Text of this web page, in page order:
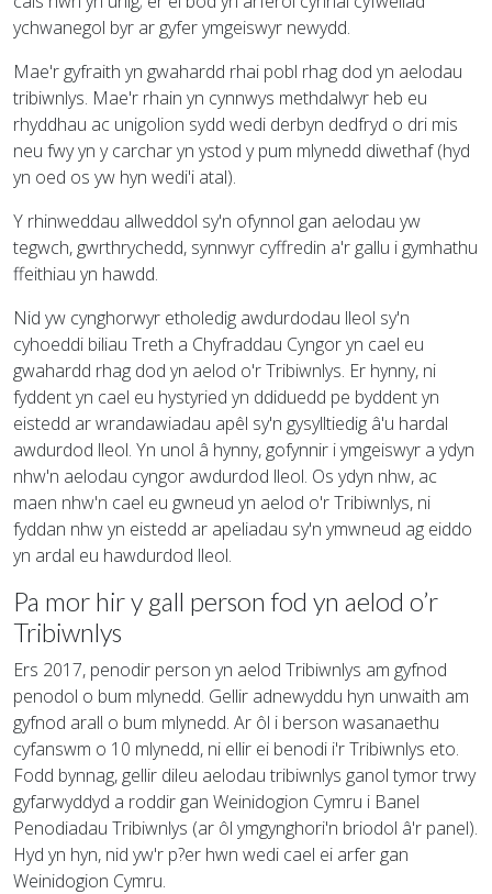
ychwanegol byr ar gyfer ymgeiswyr newydd.
Mae'r gyfraith yn gwahardd rhai pobl rhag dod yn aelodau
tribiwnlys. Mae'r rhain yn cynnwys methdalwyr heb eu
rhyddhau ac unigolion sydd wedi derbyn dedfryd o dri mis
neu fwy yn y carchar yn ystod y pum mlynedd diwethaf (hyd
yn oed os yw hyn wedi'i atal).
Y rhinweddau allweddol sy'n ofynnol gan aelodau yw
tegwch, gwrthrychedd, synnwyr cyffredin a'r gallu i gymhathu
ffeithiau yn hawdd.
Nid yw cynghorwyr etholedig awdurdodau lleol sy'n
cyhoeddi biliau Treth a Chyfraddau Cyngor yn cael eu
gwahardd rhag dod yn aelod o'r Tribiwnlys. Er hynny, ni
fyddent yn cael eu hystyried yn ddiduedd pe byddent yn
eistedd ar wrandawiadau apêl sy'n gysylltiedig â'u hardal
awdurdod lleol. Yn unol â hynny, gofynnir i ymgeiswyr a ydyn
nhw'n aelodau cyngor awdurdod lleol. Os ydyn nhw, ac
maen nhw'n cael eu gwneud yn aelod o'r Tribiwnlys, ni
fyddan nhw yn eistedd ar apeliadau sy'n ymwneud ag eiddo
yn ardal eu hawdurdod lleol.
Pa mor hir y gall person fod yn aelod o’r
Tribiwnlys
Ers 2017, penodir person yn aelod Tribiwnlys am gyfnod
penodol o bum mlynedd. Gellir adnewyddu hyn unwaith am
gyfnod arall o bum mlynedd. Ar ôl i berson wasanaethu
cyfanswm o 10 mlynedd, ni ellir ei benodi i'r Tribiwnlys eto.
Fodd bynnag, gellir dileu aelodau tribiwnlys ganol tymor trwy
gyfarwyddyd a roddir gan Weinidogion Cymru i Banel
Penodiadau Tribiwnlys (ar ôl ymgynghori'n briodol â'r panel).
Hyd yn hyn, nid yw'r p?er hwn wedi cael ei arfer gan
Weinidogion Cymru.